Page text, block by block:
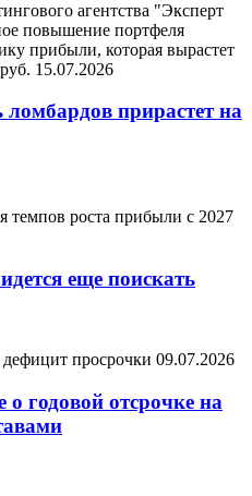
агентства "Эксперт
повышение портфеля
прибыли, которая вырастет
15.07.2026
прирастет на
роста прибыли с 2027
еще поискать
просрочки 09.07.2026
о годовой отсрочке на